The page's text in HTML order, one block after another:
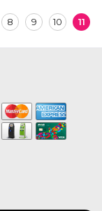
8 9 10 11